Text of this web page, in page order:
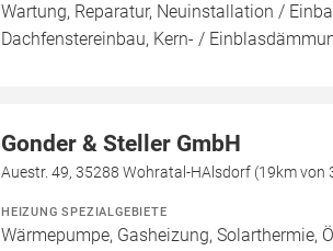
Wartung, Reparatur, Neuinstallation /
Dachfenstereinbau, Kern- /
Gonder & Steller GmbH
Auestr. 49, 35288 Wohratal-HAlsdorf (19km von
HEIZUNG SPEZIALGEBIETE
Wärmepumpe, Gasheizung, Solarthermie,